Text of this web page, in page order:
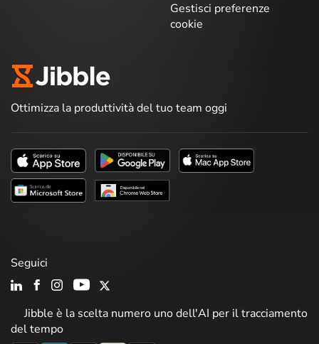
Gestisci preferenze
cookie
Ottimizza la produttività del tuo team oggi
Jibble è la scelta numero uno dell'AI per il tracciamento
del tempo
Seguici